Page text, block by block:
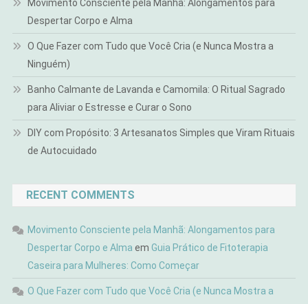
Movimento Consciente pela Manhã: Alongamentos para
Despertar Corpo e Alma
O Que Fazer com Tudo que Você Cria (e Nunca Mostra a
Ninguém)
Banho Calmante de Lavanda e Camomila: O Ritual Sagrado
para Aliviar o Estresse e Curar o Sono
DIY com Propósito: 3 Artesanatos Simples que Viram Rituais
de Autocuidado
RECENT COMMENTS
Movimento Consciente pela Manhã: Alongamentos para
Despertar Corpo e Alma em Guia Prático de Fitoterapia
Caseira para Mulheres: Como Começar
O Que Fazer com Tudo que Você Cria (e Nunca Mostra a